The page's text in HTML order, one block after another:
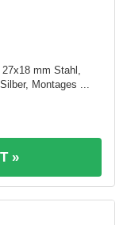
mm Stahl,
Montages ...
»